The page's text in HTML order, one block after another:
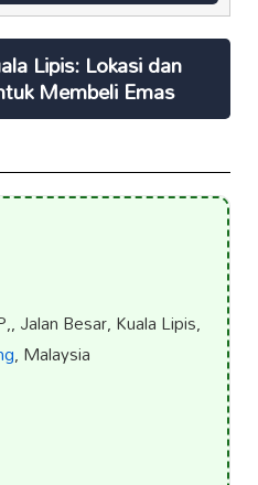
Lipis: Lokasi dan
Membeli Emas
Jalan Besar, Kuala Lipis,
, Malaysia